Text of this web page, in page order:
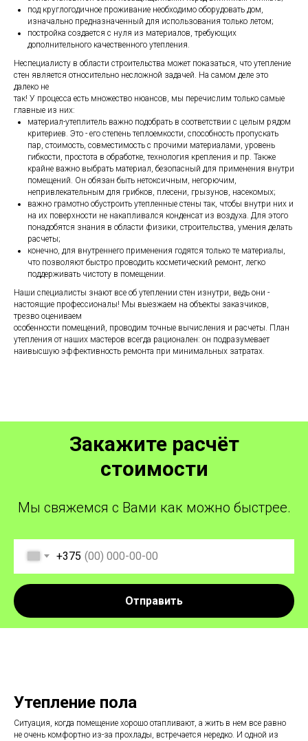
под круглогодичное проживание необходимо оборудовать дом,
изначально предназначенный для использования только летом;
постройка создается с нуля из материалов, требующих
дополнительного качественного утепления.
Неспециалисту в области строительства может показаться, что утепление
стен является относительно несложной задачей. На самом деле это
далеко не
так! У процесса есть множество нюансов, мы перечислим только самые
главные из них:
материал-утеплитель важно подобрать в соответствии с целым рядом
критериев. Это - его степень теплоемкости, способность пропускать
пар, стоимость, совместимость с прочими материалами, уровень
гибкости, простота в обработке, технология крепления и пр. Также
крайне важно выбрать материал, безопасный для применения внутри
помещений. Он обязан быть нетоксичным, негорючим,
непривлекательным для грибков, плесени, грызунов, насекомых;
важно грамотно обустроить утепленные стены так, чтобы внутри них и
на их поверхности не накапливался конденсат из воздуха. Для этого
понадобятся знания в области физики, строительства, умения делать
расчеты;
конечно, для внутреннего применения годятся только те материалы,
что позволяют быстро проводить косметический ремонт, легко
поддерживать чистоту в помещении.
Наши специалисты знают все об утеплении стен изнутри, ведь они -
настоящие профессионалы! Мы выезжаем на объекты заказчиков,
трезво оцениваем
особенности помещений, проводим точные вычисления и расчеты. План
утепления от наших мастеров всегда рационален: он подразумевает
наивысшую эффективность ремонта при минимальных затратах.
Закажите расчёт
стоимости
Мы свяжемся с Вами как можно быстрее.
+375
Отправить
Утепление пола
Ситуация, когда помещение хорошо отапливают, а жить в нем все равно
не очень комфортно из-за прохлады, встречается нередко. И одной из